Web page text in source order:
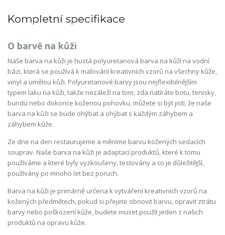
Kompletní specifikace
O barvě na kůži
Naše barva na kůži je hustá polyuretanová barva na kůži na vodní
bázi, která se používá k malování kreativních vzorů na všechny kůže,
vinyl a umělou kůži. Polyuretanové barvy jsou nejflexibilnějším
typem laku na kůži, takže nezáleží na tom, zda natíráte botu, tenisky,
bundu nebo dokonce koženou pohovku, můžete si být jisti, že naše
barva na kůži se bude ohýbat a ohýbat s každým záhybem a
záhybem kůže.
Ze dne na den restaurujeme a měníme barvu kožených sedacích
souprav. Naše barva na kůži je adaptací produktů, které k tomu
používáme a které byly vyzkoušeny, testovány a co je důležitější,
používány po mnoho let bez poruch.
Barva na kůži je primárně určena k vytváření kreativních vzorů na
kožených předmětech, pokud si přejete obnovit barvu, opravit ztrátu
barvy nebo poškození kůže, budete muset použít jeden z našich
produktů na opravu kůže.